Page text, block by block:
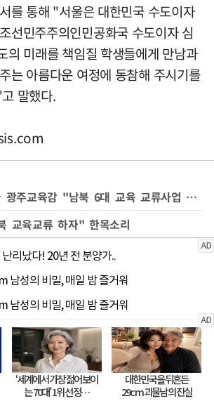
를 통해 "서울은 대한민국 수도이자
선민주주의인민공화국 수도이자 심
의 미래를 책임질 학생들에게 만남과
는 아름다운 여정에 동참해 주시기를
말했다.
'금강산행' 장휘국 광주교육감 "남북 6대 교육 교류사업 제안하겠다"
교육교류 하자" 한목소리